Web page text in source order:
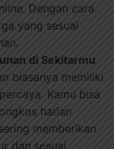
Dengan cara
yang sesuai
di Sekitarmu
biasanya memiliki
Kamu bisa
harian
memberikan
dan sesuai